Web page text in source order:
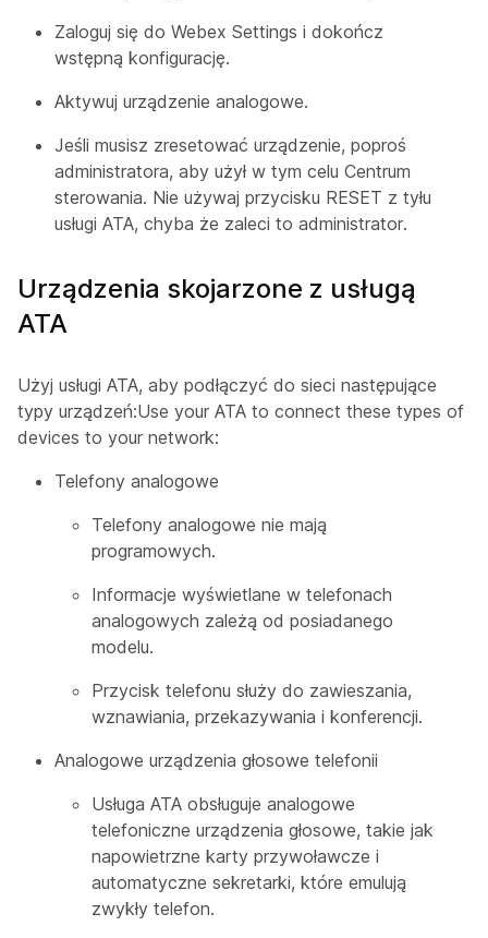
Zaloguj się do Webex Settings i dokończ
wstępną konfigurację.
Aktywuj urządzenie analogowe.
Jeśli musisz zresetować urządzenie, poproś
administratora, aby użył w tym celu Centrum
sterowania. Nie używaj przycisku RESET z tyłu
usługi ATA, chyba że zaleci to administrator.
Urządzenia skojarzone z usługą
ATA
Użyj usługi ATA, aby podłączyć do sieci następujące
typy urządzeń:Use your ATA to connect these types of
devices to your network:
Telefony analogowe
Telefony analogowe nie mają
programowych.
Informacje wyświetlane w telefonach
analogowych zależą od posiadanego
modelu.
Przycisk telefonu służy do zawieszania,
wznawiania, przekazywania i konferencji.
Analogowe urządzenia głosowe telefonii
Usługa ATA obsługuje analogowe
telefoniczne urządzenia głosowe, takie jak
napowietrzne karty przywoławcze i
automatyczne sekretarki, które emulują
zwykły telefon.